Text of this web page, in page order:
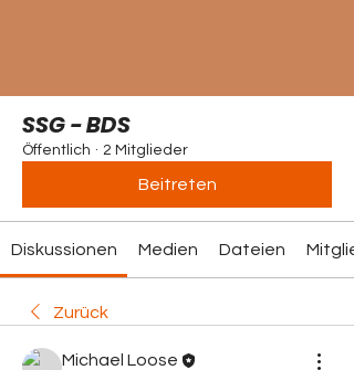
SSG - BDS
Öffentlich · 2 Mitglieder
Beitreten
Diskussionen Medien Dateien
Zurück
Michael Loose